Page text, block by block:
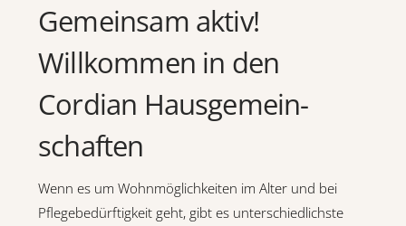
Gemeinsam aktiv!
Willkommen in den
Cordian Hausgemein­
schaften
Wenn es um Wohnmöglichkeiten im Alter und bei
Pflegebedürftigkeit geht, gibt es unterschiedlichste